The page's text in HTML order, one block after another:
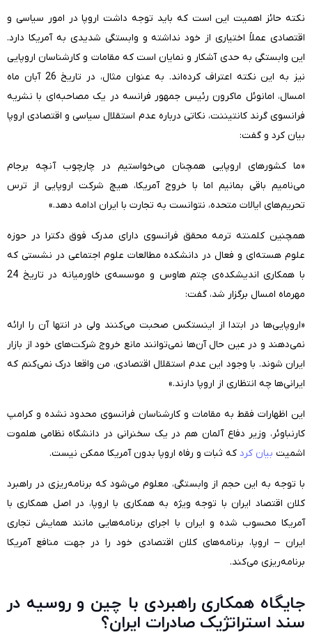
نکته‌ حائز اهمیت این است که باید توجه داشت اروپا در امور سیاسی و
اقتصادی عملاً اختیاری از خود نداشته و وابستگی شدیدی به آمریکا دارد.
این وابستگی به حدی آشکار و نمایان است که مقامات و کارشناسان اروپایی
نیز به این نکته اعتراف کرده‌اند. به عنوان مثال، در تاریخ 26 آبان ماه
امسال، امانوئل ماکرون رئیس جمهور فرانسه در یک مصاحبه‌ای با نشریه‌
فرانسوی گرند کانتیننت، نکاتی درباره عدم استقلال سیاسی و اقتصادی اروپا
بیان کرد و گفت:
«ما کشورهای اروپایی همچنان می‌خواستیم در چارچوب آنچه برجام
می‌نامیم باقی بمانیم اما با خروج آمریکا، هیچ شرکت اروپایی از ترس
تحریم‌های ایالات متحده، نتوانست به تجارت با ایران ادامه دهد.»
همچنین کلمنته ترمه محقق فرانسوی دارای مدرک فوق دکترا در حوزه‌
علوم هسته‌ای و فعال در دانشکده‌ مطالعات علوم اجتماعی در نشستی که
با همکاری اندیشکده‌ی چتم هاوس و موسسه‌ی خاورمیانه در تاریخ 24
مهرماه امسال برگزار شد، گفت:
«اروپایی‌ها در ابتدا از اینستکس صحبت می‌کنند ولی در انتها آن را ارائه
نمی‌دهند و در عین حال آن‌ها نمی‌توانند مانع خروج شرکت‌های خود از بازار
ایران شوند. با وجود این عدم استقلال اقتصادی، من واقعا درک نمی‌کنم که
ایرانی‌ها چه انتظاری از اروپا دارند.»
این اظهارات فقط به مقامات و کارشناسان فرانسوی محدود نشده و کرامپ
کارنباوئر، وزیر دفاع آلمان هم در یک سخنرانی در دانشگاه نظامی هلموت
اشمیت بیان کرد که ثبات و رفاه اروپا بدون آمریکا ممکن نیست.
با توجه به این حجم از وابستگی، معلوم می‌شود که برنامه‌ریزی در راهبرد
کلان اقتصاد ایران با توجه ویژه به همکاری با اروپا، در اصل همکاری با
آمریکا محسوب شده و ایران با اجرای برنامه‌هایی مانند همایش تجاری
ایران – اروپا، برنامه‌های کلان اقتصادی خود را در جهت منافع آمریکا
برنامه‌ریزی می‌کند.
جایگاه همکاری راهبردی با چین و روسیه در
سند استراتژیک صادرات ایران؟